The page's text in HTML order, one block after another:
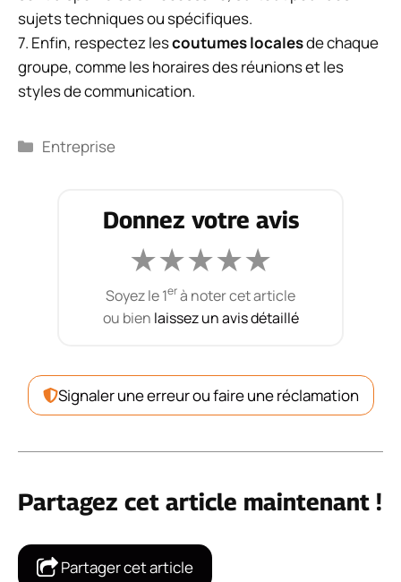
sujets techniques ou spécifiques.
7. Enfin, respectez lescoutumes localesde chaque
groupe, comme les horaires des réunions et les
styles de communication.
Catégories
Entreprise
Donnez votre avis
★★★★★
Soyez le 1erà noter cet article
ou bien laissez un avis détaillé
Signaler une erreur ou faire une réclamation
Partagez cet article maintenant !
Partager cet article